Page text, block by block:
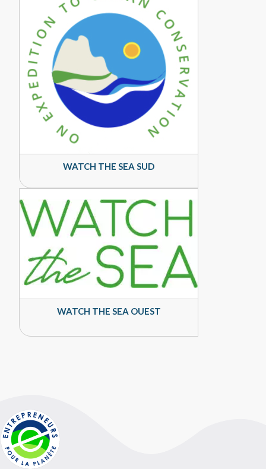
WATCH THE SEA SUD
WATCH THE SEA OUEST